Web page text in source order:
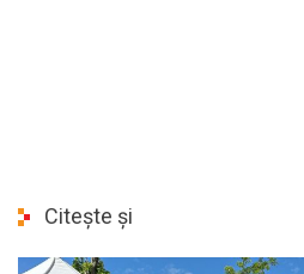
Citește și